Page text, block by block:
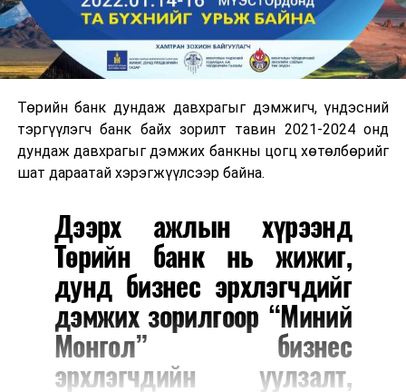
Төрийн банк дундаж давхрагыг дэмжигч, үндэсний
тэргүүлэгч банк байх зорилт тавин 2021-2024 онд
дундаж давхрагыг дэмжих банкны цогц хөтөлбөрийг
шат дараатай хэрэгжүүлсээр байна.
Дээрх ажлын хүрээнд
Төрийн банк нь жижиг,
дунд бизнес эрхлэгчдийг
дэмжих зорилгоор “Миний
Монгол” бизнес
эрхлэгчдийн уулзалт,